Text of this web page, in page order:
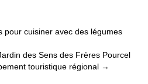
pour cuisiner avec des légumes
des Sens des Frères Pourcel
touristique régional →